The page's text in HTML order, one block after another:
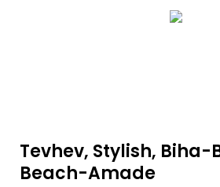
Tevhev, Stylish, Biha-
Beach-Amade